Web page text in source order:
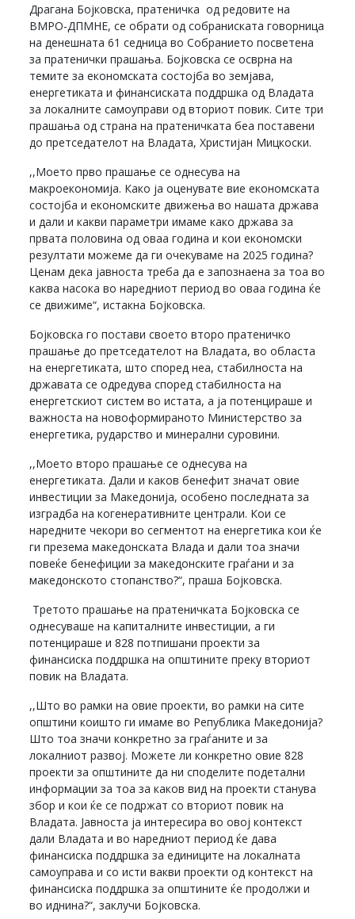
Драгана Бојковска, пратеничка од редовите на
ВМРО-ДПМНЕ, се обрати од собраниската говорница
на денешната 61 седница во Собранието посветена
за пратенички прашања. Бојковска се осврна на
темите за економската состојба во земјава,
енергетиката и финансиската поддршка од Владата
за локалните самоуправи од вториот повик. Сите три
прашања од страна на пратеничката беа поставени
до претседателот на Владата, Христијан Мицкоски.
,,Моето прво прашање се однесува на
макроекономија. Како ја оценувате вие економската
состојба и економските движења во нашата држава
и дали и какви параметри имаме како држава за
првата половина од оваа година и кои економски
резултати можеме да ги очекуваме на 2025 година?
Ценам дека јавноста треба да е запознаена за тоа во
каква насока во наредниот период во оваа година ќе
се движиме“, истакна Бојковска.
Бојковска го постави своето второ пратеничко
прашање до претседателот на Владата, во областа
на енергетиката, што според неа, стабилноста на
државата се одредува според стабилноста на
енергетскиот систем во истата, а ја потенцираше и
важноста на новоформираното Министерство за
енергетика, рударство и минерални суровини.
,,Моето второ прашање се однесува на
енергетиката. Дали и каков бенефит значат овие
инвестиции за Македонија, особено последната за
изградба на когенеративните централи. Кои се
наредните чекори во сегментот на енергетика кои ќе
ги презема македонската Влада и дали тоа значи
повеќе бенефиции за македонските граѓани и за
македонското стопанство?“, праша Бојковска.
Третото прашање на пратеничката Бојковска се
однесуваше на капиталните инвестиции, а ги
потенцираше и 828 потпишани проекти за
финансиска поддршка на општините преку вториот
повик на Владата.
,,Што во рамки на овие проекти, во рамки на сите
општини коишто ги имаме во Република Македонија?
Што тоа значи конкретно за граѓаните и за
локалниот развој. Можете ли конкретно овие 828
проекти за општините да ни споделите подетални
информации за тоа за каков вид на проекти станува
збор и кои ќе се подржат со вториот повик на
Владата. Јавноста ја интересира во овој контекст
дали Владата и во наредниот период ќе дава
финансиска поддршка за единиците на локалната
самоуправа и со исти вакви проекти од контекст на
финансиска поддршка за општините ќе продолжи и
во иднина?“, заклучи Бојковска.